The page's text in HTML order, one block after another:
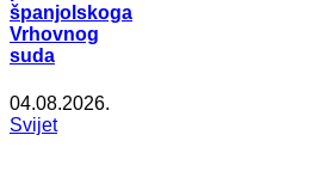
španjolskoga
Vrhovnog
suda
04.08.2026.
Svijet